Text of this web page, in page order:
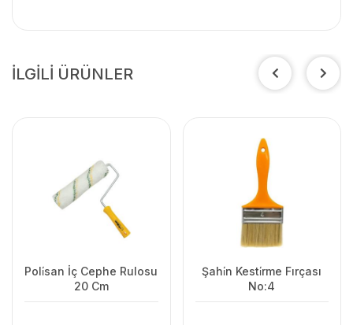
İLGİLİ ÜRÜNLER
Poli̇san İç Cephe Rulosu
20 Cm
Şahi̇n Kesti̇rme Fırçası
No:4